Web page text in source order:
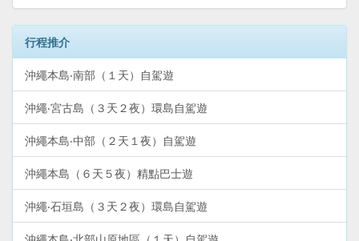
行程推介
沖繩本島‧南部（１天）自駕遊
沖繩‧宮古島（３天２夜）環島自駕遊
沖繩本島‧中部（２天１夜）自駕遊
沖繩本島（６天５夜）精點巴士遊
沖繩‧石垣島（３天２夜）環島自駕遊